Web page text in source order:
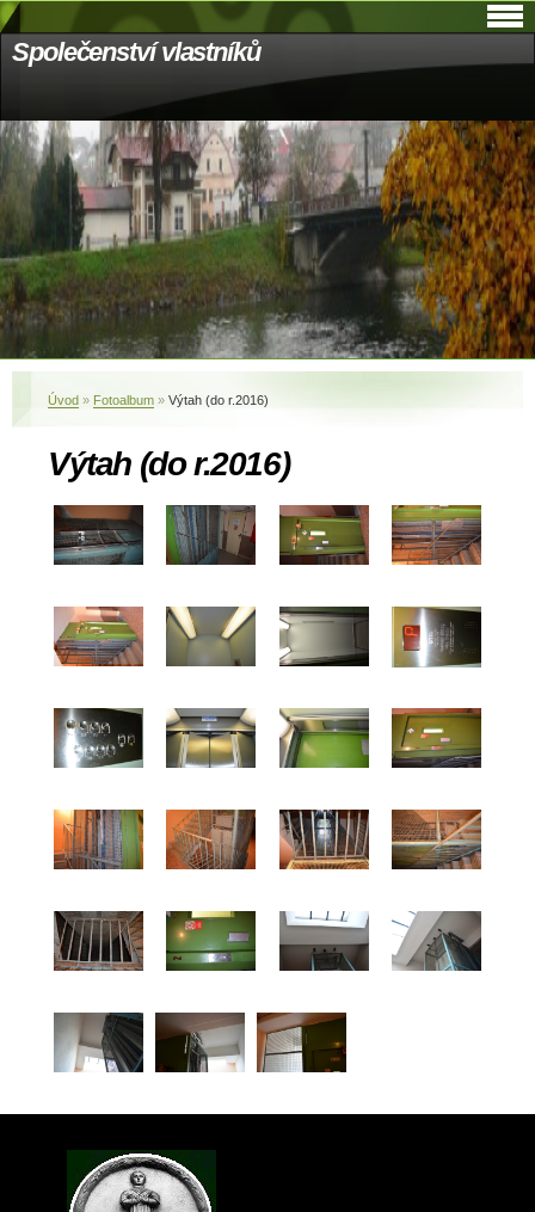
Společenství vlastníků
Úvod » Fotoalbum » Výtah (do r.2016)
Výtah (do r.2016)